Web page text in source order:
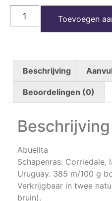
Toevoegen
Beschrijving
Beoordelingen (0)
Beschrijving
Abuelita
Schapenras: Corriedale,
Uruguay. 385 m/100 g
Verkrijgbaar in twee
bruin).